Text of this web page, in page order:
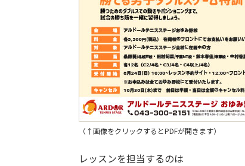
（↑画像をクリックするとPDFが開きます）
レッスンを担当するのは